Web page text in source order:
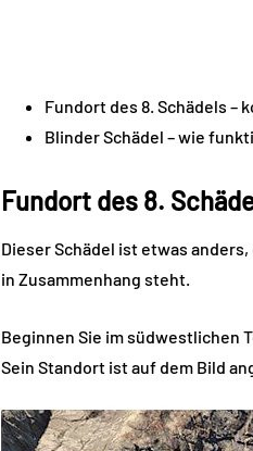
Fundort des 8. Schädels –
Blinder Schädel – wie
Fundort des 8.
Dieser Schädel ist etwas
in Zusammenhang steht.
Beginnen Sie im südwestlichen
Sein Standort ist auf dem Bild